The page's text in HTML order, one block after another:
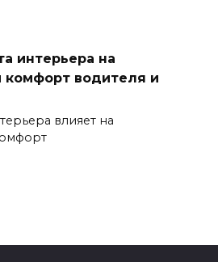
интерьера на
комфорт водителя и
влияет на